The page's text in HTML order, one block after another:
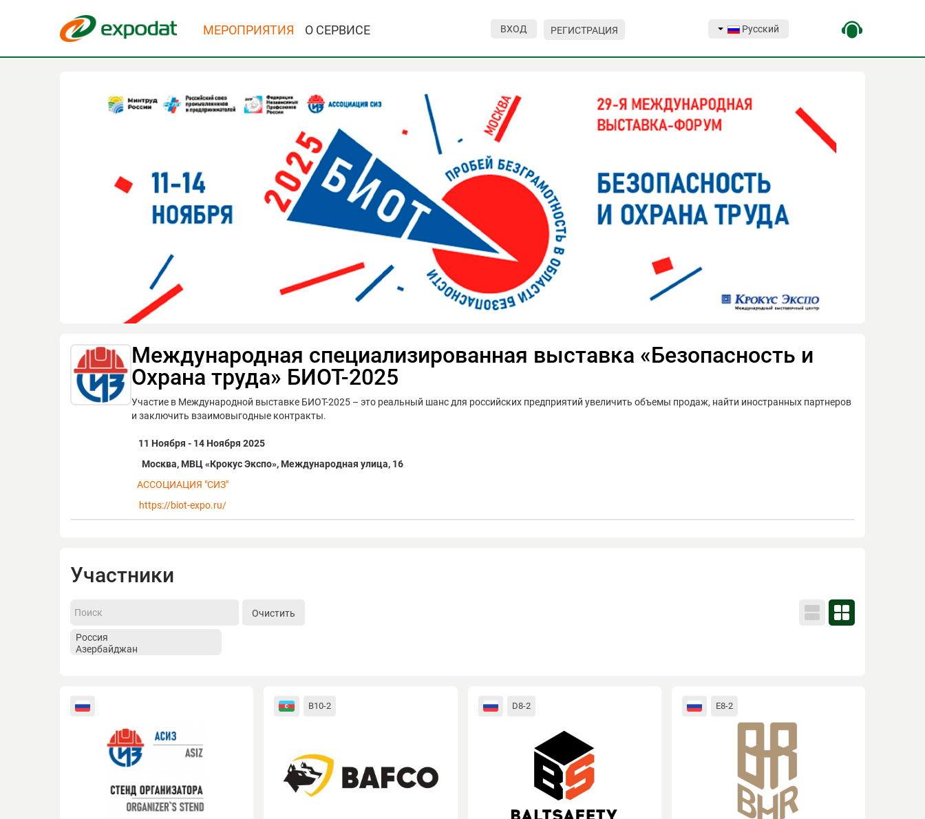
МЕРОПРИЯТИЯ О СЕРВИСЕ ВХОД РЕГИСТРАЦИЯ Русский
Международная специализированная выставка «Безопасность и
Охрана труда» БИОТ-2025
Участие в Международной выставке БИОТ-2025 – это реальный шанс для российских предприятий увеличить объемы продаж, найти иностранных партнеров
и заключить взаимовыгодные контракты.
11 Ноября - 14 Ноября 2025
Москва, МВЦ «Крокус Экспо», Международная улица, 16
АССОЦИАЦИЯ "СИЗ"
https://biot-expo.ru/
Участники
Очистить
B10-2 D8-2 E8-2